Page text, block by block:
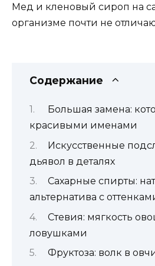
Мед и кленовый сироп на
организме почти не
Содержание
Большая замена:
красивыми именами
Искусственные
дьявол в деталях
Сахарные спирты:
альтернатива с
Стевия: мягкость
ловушками
Фруктоза: волк в